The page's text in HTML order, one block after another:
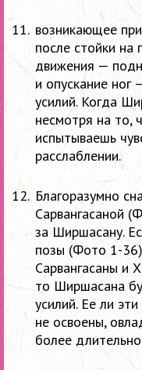
возникающее
после стойки на
движения —
и опускание ног
усилий. Когда
несмотря на то,
испытываешь
расслаблении.
Благоразумно
Сарвангасаной
за Ширшасану.
позы (Фото 1-36)
Сарвангасаны и
то Ширшасана
усилий. Ее ли
не освоены,
более